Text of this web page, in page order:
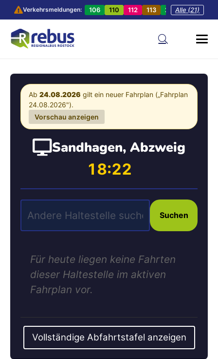
Verkehrsmeldungen: 106 110 112 113 201 202
Alle (21)
Ab 24.08.2026 gilt ein neuer Fahrplan („Fahrplan
24.08.2026").
Vorschau anzeigen
Sandhagen, Abzweig
18:22
Suchen
Für heute liegen keine Fahrten
dieser Haltestelle im aktiven
Fahrplan vor.
Vollständige Abfahrtstafel anzeigen